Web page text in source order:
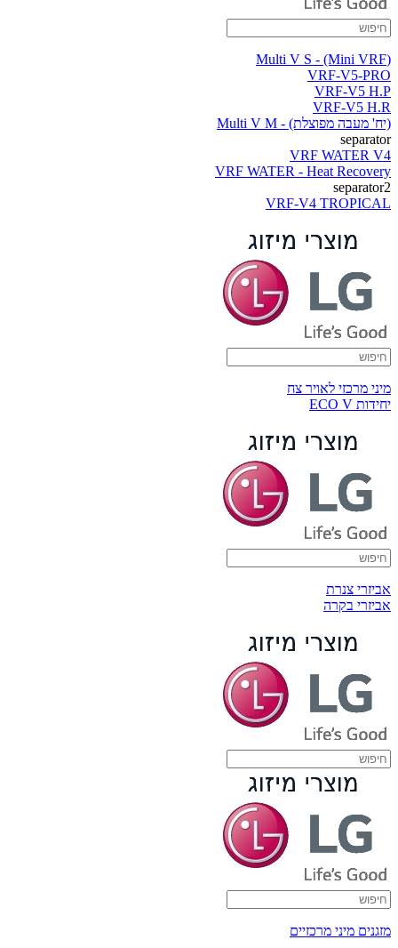
(Multi V S - (Mini VRF
VRF-V5-PRO
VRF-V5 H.P
VRF-V5 H.R
(יח' מעבה מפוצלת) - Multi V M
separator
VRF WATER V4
VRF WATER - Heat Recovery
separator2
VRF-V4 TROPICAL
מיני מרכזי לאויר צח
יחידות ECO V
אביזרי צנרת
אביזרי בקרה
מזגנים מיני מרכזיים